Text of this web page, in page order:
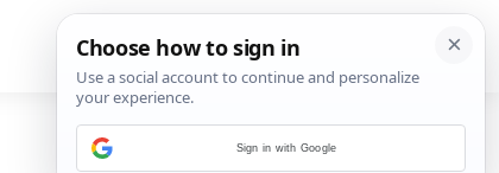
Sign in with Google